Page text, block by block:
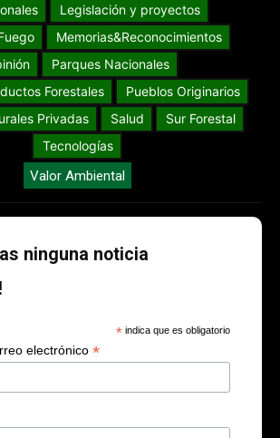
Legislación y proyectos
Memorias&Reconocimientos
Parques Nacionales
Forestales
Pueblos Originarios
Privadas
Salud
Sur Forestal
Tecnologías
Valor Ambiental
ninguna noticia
* indica que es obligatorio
electrónico *